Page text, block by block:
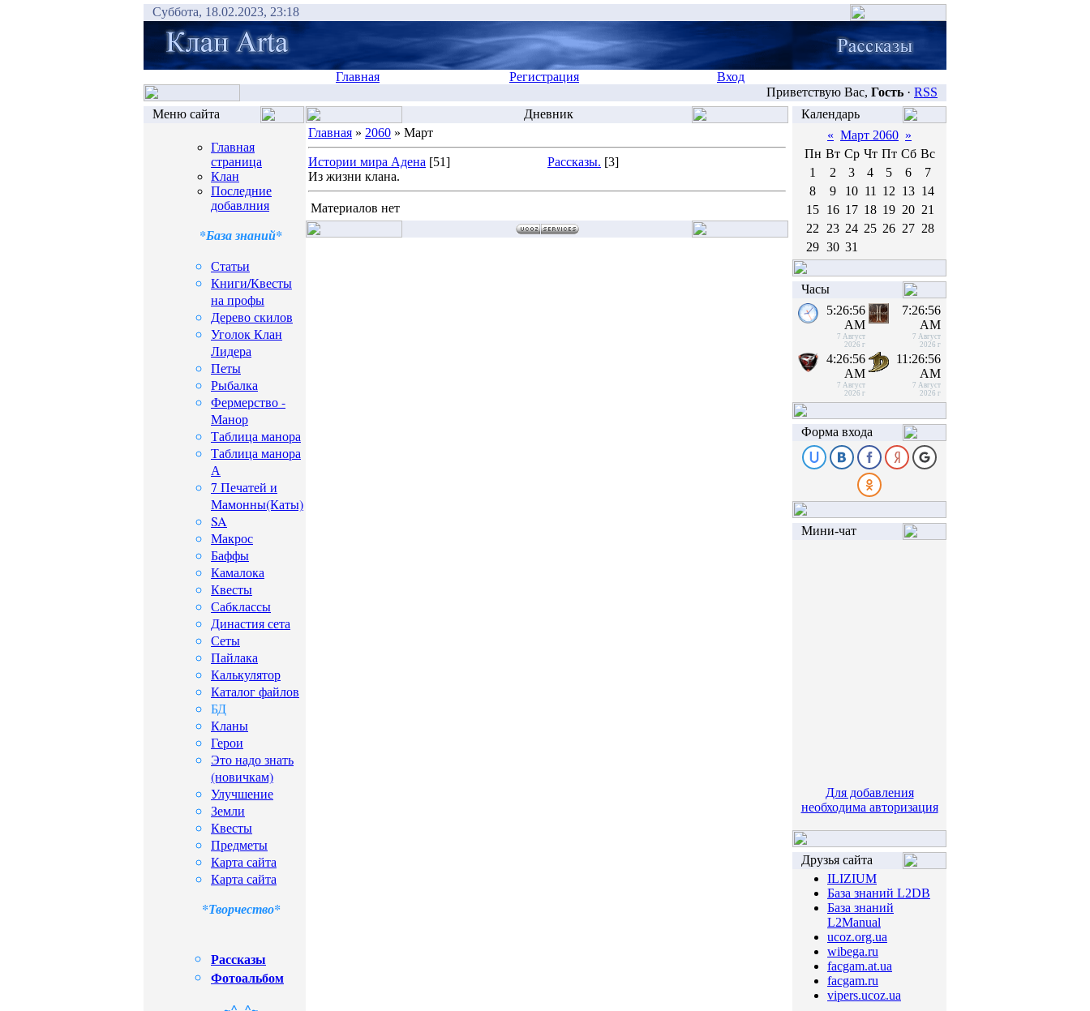
Суббота, 18.02.2023, 23:18
Главная Регистрация
Вход
Приветствую Вас, Гость · RSS
Меню сайта
Главная
страница
Клан
Последние
добавлния
*База знаний*
Статьи
Книги/Квесты
на профы
Дерево скилов
Уголок Клан
Лидера
Петы
Рыбалка
Фермерство -
Манор
Таблица манора
Таблица манора
А
7 Печатей и
Мамонны(Каты)
SA
Макрос
Баффы
Камалока
Квесты
Сабклассы
Династия сета
Сеты
Пайлака
Калькулятор
Каталог файлов
БД
Кланы
Герои
Это надо знать
(новичкам)
Улучшение
Земли
Квесты
Предметы
Карта сайта
Карта сайта
*Творчество*
Рассказы
Фотоальбом
Дневник
Главная » 2060 » Март
Истории мира Адена [51]
Из жизни клана.
Рассказы. [3]
Материалов нет
Календарь
« Март 2060 »
Пн Вт Ср Чт Пт Сб Вс
1
2 3 4 5 6
7
8
9 10 11 12 13 14
15 16 17 18 19 20 21
22
23 24 25 26 27 28
29 30 31
Часы
5:26:56
AM
7 Август
2026 г
7:26:56
AM
7 Август
2026 г
4:26:56
AM
7 Август
2026 г
11:26:56
AM
7 Август
2026 г
Форма входа
Мини-чат
Для добавления
необходима авторизация
Друзья сайта
ILIZIUM
База знаний L2DB
База знаний
L2Manual
ucoz.org.ua
wibega.ru
facgam.at.ua
facgam.ru
vipers.ucoz.ua